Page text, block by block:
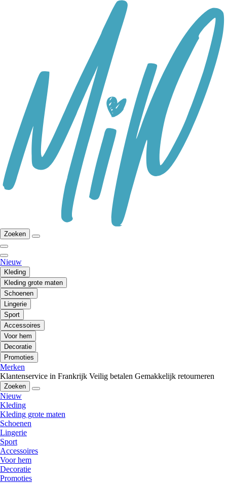
Zoeken
Nieuw
Kleding
Kleding grote maten
Schoenen
Lingerie
Sport
Accessoires
Voor hem
Decoratie
Promoties
Merken
Klantenservice in Frankrijk Veilig betalen Gemakkelijk retourneren
Zoeken
Nieuw
Kleding
Kleding grote maten
Schoenen
Lingerie
Sport
Accessoires
Voor hem
Decoratie
Promoties